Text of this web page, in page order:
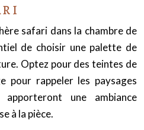
safari dans la chambre de
de choisir une palette de
Optez pour des teintes de
pour rappeler les paysages
une ambiance
à la pièce.